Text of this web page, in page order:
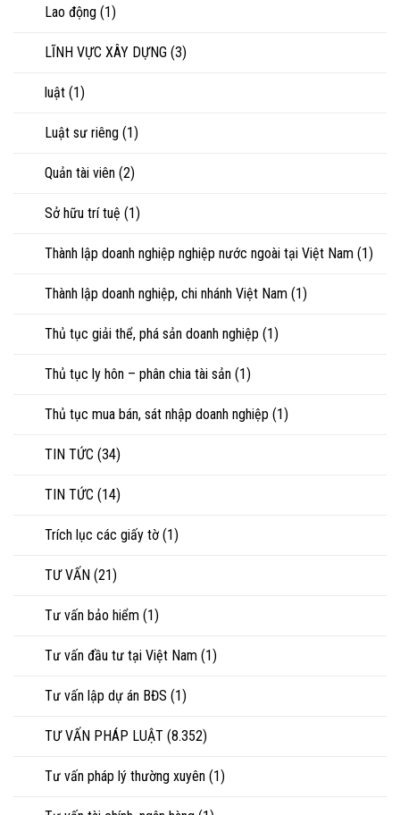
Lao động (1)
LĨNH VỰC XÂY DỰNG (3)
luật (1)
Luật sư riêng (1)
Quản tài viên (2)
Sở hữu trí tuệ (1)
Thành lập doanh nghiệp nghiệp nước ngoài tại Việt Nam (1)
Thành lập doanh nghiệp, chi nhánh Việt Nam (1)
Thủ tục giải thể, phá sản doanh nghiệp (1)
Thủ tục ly hôn – phân chia tài sản (1)
Thủ tục mua bán, sát nhập doanh nghiệp (1)
TIN TỨC (34)
TIN TỨC (14)
Trích lục các giấy tờ (1)
TƯ VẤN (21)
Tư vấn bảo hiểm (1)
Tư vấn đầu tư tại Việt Nam (1)
Tư vấn lập dự án BĐS (1)
TƯ VẤN PHÁP LUẬT (8.352)
Tư vấn pháp lý thường xuyên (1)